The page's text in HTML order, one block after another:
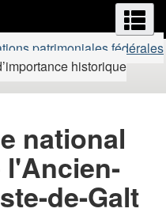
contenu
version
patrimoniales fédérales
historique
national
l'Ancien-
de-Galt